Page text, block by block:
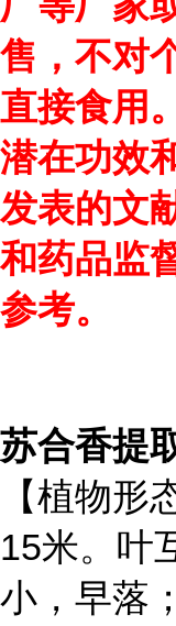
售，不对
直接食用
潜在功效
发表的文
和药品监
参考。
苏合香提
【植物形
15米。叶
小，早落